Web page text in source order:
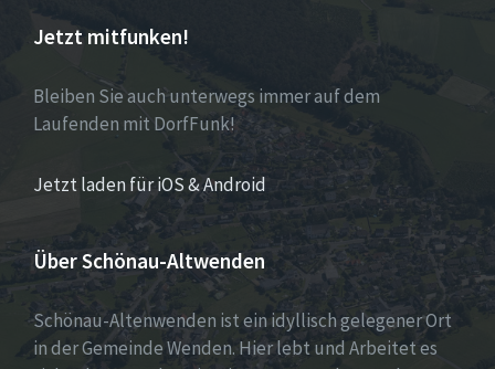
Jetzt mitfunken!
Bleiben Sie auch unterwegs immer auf dem
Laufenden mit DorfFunk!
Jetzt laden für iOS & Android
Über Schönau-Altwenden
Schönau-Altenwenden ist ein idyllisch gelegener Ort
in der Gemeinde Wenden. Hier lebt und Arbeitet es